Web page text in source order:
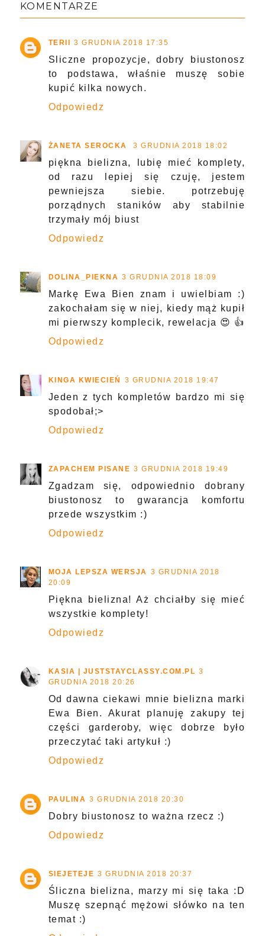
KOMENTARZE
TERII 3 GRUDNIA 2018 17:35
Sliczne propozycje, dobry biustonosz
to podstawa, właśnie muszę sobie
kupić kilka nowych.
Odpowiedz
ŻANETA SEROCKA 3 GRUDNIA 2018 18:02
piękna bielizna, lubię mieć komplety,
od razu lepiej się czuję, jestem
pewniejsza siebie. potrzebuję
porządnych staników aby stabilnie
trzymały mój biust
Odpowiedz
DOLINA_PIEKNA 3 GRUDNIA 2018 18:09
Markę Ewa Bien znam i uwielbiam :)
zakochałam się w niej, kiedy mąż kupił
mi pierwszy komplecik, rewelacja 😍 👍
Odpowiedz
KINGA KWIECIEŃ 3 GRUDNIA 2018 19:47
Jeden z tych kompletów bardzo mi się
spodobał;>
Odpowiedz
ZAPACHEM PISANE 3 GRUDNIA 2018 19:49
Zgadzam się, odpowiednio dobrany
biustonosz to gwarancja komfortu
przede wszystkim :)
Odpowiedz
MOJA LEPSZA WERSJA 3 GRUDNIA 2018
20:09
Piękna bielizna! Aż chciałby się mieć
wszystkie komplety!
Odpowiedz
KASIA | JUSTSTAYCLASSY.COM.PL 3
GRUDNIA 2018 20:26
Od dawna ciekawi mnie bielizna marki
Ewa Bien. Akurat planuję zakupy tej
części garderoby, więc dobrze było
przeczytać taki artykuł :)
Odpowiedz
PAULINA 3 GRUDNIA 2018 20:30
Dobry biustonosz to ważna rzecz :)
Odpowiedz
SIEJETEJE 3 GRUDNIA 2018 20:37
Śliczna bielizna, marzy mi się taka :D
Muszę szepnąć mężowi słówko na ten
temat :)